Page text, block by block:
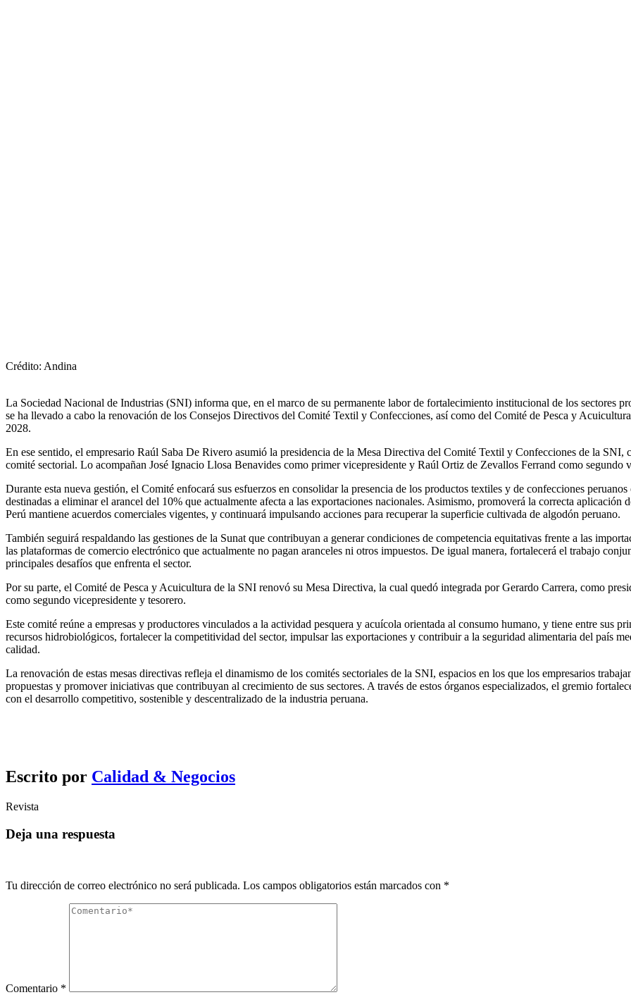
Crédito: Andina
La Sociedad Nacional de Industrias (SNI) informa que, en el marco de su permanente labor de fortalecimiento institucional de los sectores
se ha llevado a cabo la renovación de los Consejos Directivos del Comité Textil y Confecciones, así como del Comité de Pesca y
2028.
En ese sentido, el empresario Raúl Saba De Rivero asumió la presidencia de la Mesa Directiva del Comité Textil y Confecciones de la SNI,
comité sectorial. Lo acompañan José Ignacio Llosa Benavides como primer vicepresidente y Raúl Ortiz de Zevallos Ferrand como segundo
Durante esta nueva gestión, el Comité enfocará sus esfuerzos en consolidar la presencia de los productos textiles y de confecciones
destinadas a eliminar el arancel del 10% que actualmente afecta a las exportaciones nacionales. Asimismo, promoverá la correcta aplicación
Perú mantiene acuerdos comerciales vigentes, y continuará impulsando acciones para recuperar la superficie cultivada de algodón peruano.
También seguirá respaldando las gestiones de la Sunat que contribuyan a generar condiciones de competencia equitativas frente a las
las plataformas de comercio electrónico que actualmente no pagan aranceles ni otros impuestos. De igual manera, fortalecerá el trabajo
principales desafíos que enfrenta el sector.
Por su parte, el Comité de Pesca y Acuicultura de la SNI renovó su Mesa Directiva, la cual quedó integrada por Gerardo Carrera, como
como segundo vicepresidente y tesorero.
Este comité reúne a empresas y productores vinculados a la actividad pesquera y acuícola orientada al consumo humano, y tiene entre sus
recursos hidrobiológicos, fortalecer la competitividad del sector, impulsar las exportaciones y contribuir a la seguridad alimentaria del país
calidad.
La renovación de estas mesas directivas refleja el dinamismo de los comités sectoriales de la SNI, espacios en los que los empresarios
propuestas y promover iniciativas que contribuyan al crecimiento de sus sectores. A través de estos órganos especializados, el gremio
con el desarrollo competitivo, sostenible y descentralizado de la industria peruana.
Escrito por Calidad & Negocios
Revista
Deja una respuesta
Tu dirección de correo electrónico no será publicada. Los campos obligatorios están marcados con *
Comentario *